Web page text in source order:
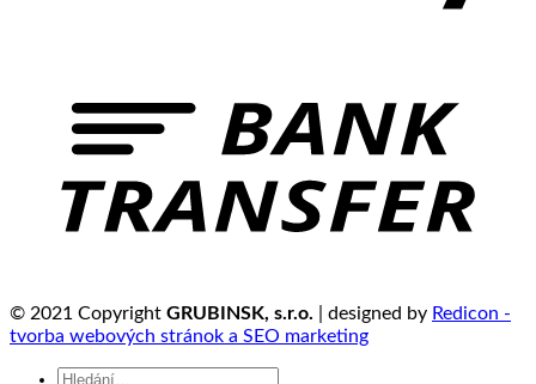
© 2021 Copyright GRUBINSK, s.r.o. | designed by Redicon -
tvorba webových stránok a SEO marketing
Hledat: